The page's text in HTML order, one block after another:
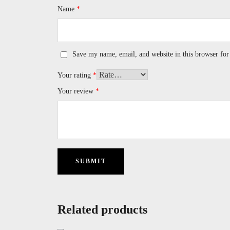
Name *
Save my name, email, and website in this browser
Your rating *
Your review *
Related products